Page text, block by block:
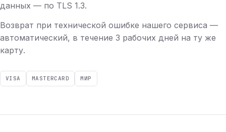
данных — по TLS 1.3.
Возврат при технической ошибке нашего сервиса —
автоматический, в течение 3 рабочих дней на ту же
карту.
VISA MASTERCARD МИР